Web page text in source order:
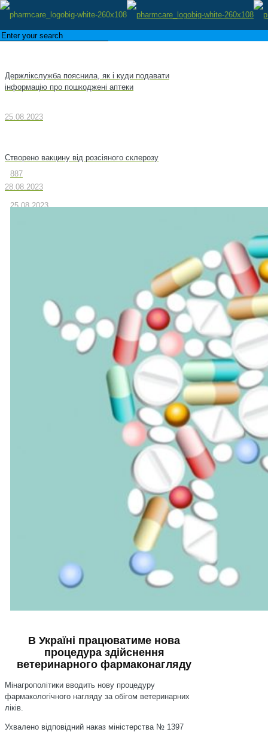
Держлікслужба пояснила, як і куди подавати
інформацію про пошкоджені аптеки
25.08.2023
Створено вакцину від розсіяного склерозу
28.08.2023
887
25.08.2023
В Україні працюватиме нова
процедура здійснення
ветеринарного фармаконагляду
Мінагрополітики вводить нову процедуру
фармакологічного нагляду за обігом ветеринарних
ліків.
Ухвалено відповідний наказ міністерства № 1397